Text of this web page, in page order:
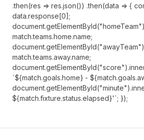
.then(res => res.json()) .then(data => {
data.response[0];
match.teams.home.name;
match.teams.away.name;
`${match.goals.home} -
${match.fixture.status.elapsed}'`; });